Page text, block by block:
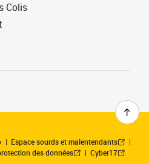
Colis
Espace sourds et malentendants
des données Cyber17